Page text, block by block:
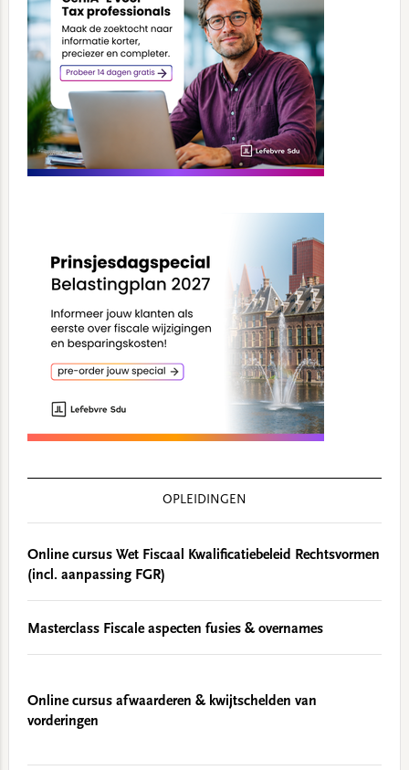
OPLEIDINGEN
Online cursus Wet Fiscaal Kwalificatiebeleid Rechtsvormen
(incl. aanpassing FGR)
Masterclass Fiscale aspecten fusies & overnames
Online cursus afwaarderen & kwijtschelden van
vorderingen